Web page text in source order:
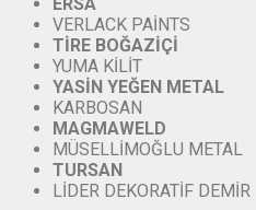
VERLACK PAİNTS
TİRE BOĞAZİÇİ
YUMA KİLİT
YASİN YEĞEN METAL
KARBOSAN
MAGMAWELD
MÜSELLİMOĞLU METAL
TURSAN
LİDER DEKORATİF DEMİR